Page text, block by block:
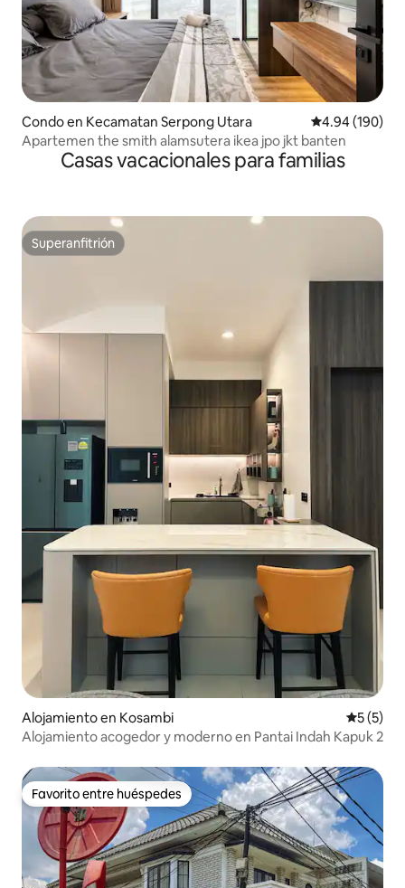
Condo en Kecamatan Serpong Utara Calificación
4.94 (190)
Apartemen the smith alamsutera ikea jpo jkt banten
Casas vacacionales para familias
Superanfitrión
Superanfitrión
Alojamiento en Kosambi
5 (5)
Alojamiento acogedor y moderno en Pantai Indah Kapuk 2
Favorito entre huéspedes
Favorito entre huéspedes